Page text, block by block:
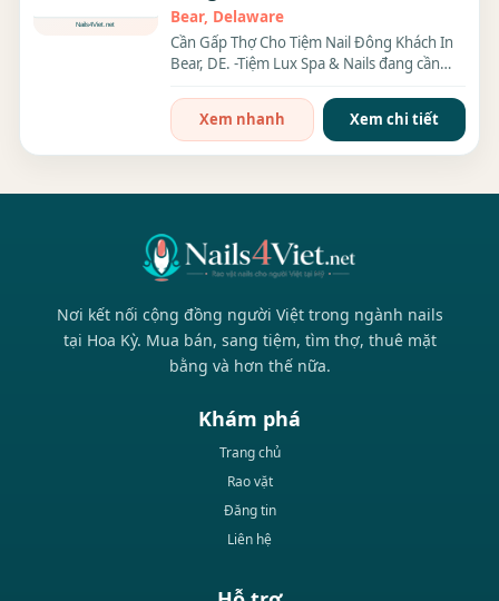
Bear, Delaware
Cần Gấp Thợ Cho Tiệm Nail Đông Khách In
Bear, DE. -Tiệm Lux Spa & Nails đang cần
Xem nhanh
Xem chi tiết
Nơi kết nối cộng đồng người Việt trong ngành nails
tại Hoa Kỳ. Mua bán, sang tiệm, tìm thợ, thuê mặt
bằng và hơn thế nữa.
Khám phá
Trang chủ
Rao vặt
Đăng tin
Liên hệ